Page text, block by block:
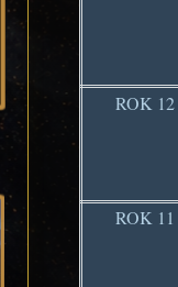
ROK 12
ROK 11